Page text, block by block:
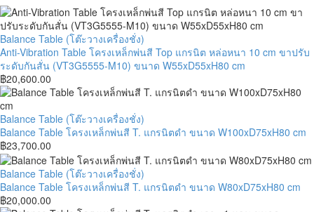
Anti-
Vibration
Table
โครง
เหล็ก
พ่น
สี
Top
แกรนิต
หล่อ
หนา
10
cm
Balance Table (โต๊ะวางเครื่องชั่ง)
Anti-Vibration Table โครงเหล็กพ่นสี Top แกรนิต หล่อหนา 10 cm ขาปรับ
ระดับกันสั่น (VT3G5555-M10) ขนาด W55xD55xH80 cm
฿20,600.00
Balance
Table
โครง
เหล็ก
พ่น
สี
T.
Balance Table (โต๊ะวางเครื่องชั่ง)
Balance Table โครงเหล็กพ่นสี T. แกรนิตดำ ขนาด W100xD75xH80 cm
฿23,700.00
Balance
Table
โครง
Balance Table (โต๊ะวางเครื่องชั่ง)
Balance Table โครงเหล็กพ่นสี T. แกรนิตดำ ขนาด W80xD75xH80 cm
฿20,000.00